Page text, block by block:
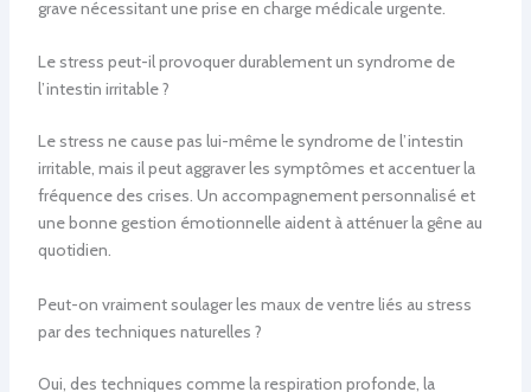
grave nécessitant une prise en charge médicale urgente.
Le stress peut-il provoquer durablement un syndrome de
l’intestin irritable ?
Le stress ne cause pas lui-même le syndrome de l’intestin
irritable, mais il peut aggraver les symptômes et accentuer la
fréquence des crises. Un accompagnement personnalisé et
une bonne gestion émotionnelle aident à atténuer la gêne au
quotidien.
Peut-on vraiment soulager les maux de ventre liés au stress
par des techniques naturelles ?
Oui, des techniques comme la respiration profonde, la